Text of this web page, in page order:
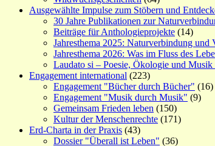
Ausgewählte Impulse zum Stöbern und
30 Jahre Publikationen zur
Beiträge für Anthologieprojekte (14)
Jahresthema 2025: Naturverbindung und
Jahresthema 2026: Was im Fluss des
Laudato si – Poesie, Ökologie und Musik
Engagement international (223)
Engagement "Bücher durch Bücher" (16)
Engagement "Musik durch Musik" (9)
Gemeinsam Frieden leben (150)
Kultur der Menschenrechte (171)
Erd-Charta in der Praxis (43)
Dossier "Überall ist Leben" (36)